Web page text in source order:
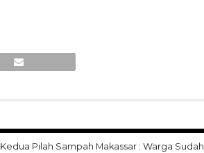
Pilah Sampah Makassar : Warga Sudah